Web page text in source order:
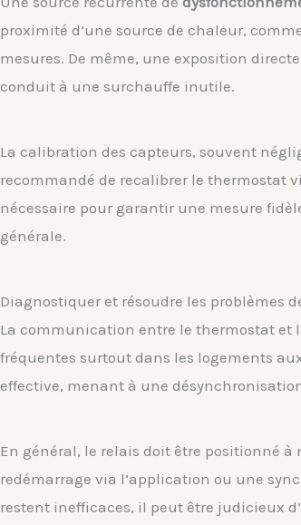
proximité d’une source de chaleur,
mesures. De même, une exposition
conduit à une surchauffe inutile.
La calibration des capteurs, souvent
recommandé de recalibrer le thermostat
nécessaire pour garantir une mesure
générale.
Diagnostiquer et résoudre les problèmes
La communication entre le thermostat et
fréquentes surtout dans les logements
effective, menant à une
En général, le relais doit être positionné
redémarrage via l’application ou une
restent inefficaces, il peut être judicieux